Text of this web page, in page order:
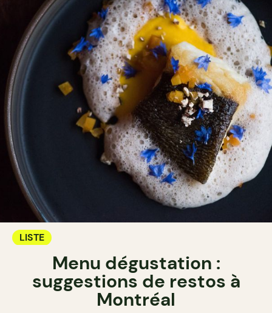
LISTE
Menu dégustation :
suggestions de restos à
Montréal